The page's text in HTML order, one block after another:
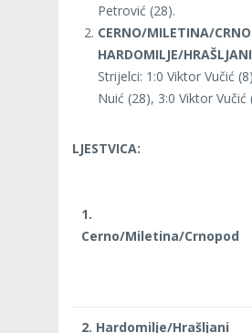
Petrović (28).
CERNO/MILETINA/
HARDOMILJE/
Strijelci: 1:0 Viktor Vučić
Nuić (28), 3:0 Viktor Vučić
LJESTVICA:
1.
Cerno/Miletina/Crnopod
2. Hardomilje/Hrašljani